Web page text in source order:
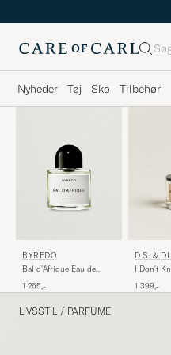
Søg
Nyheder Tøj Sko Tilbehør
BYREDO
Bal d'Afrique Eau de
1 265,-
D.S. &
I Don't
1 399,-
LIVSSTIL / PARFUME